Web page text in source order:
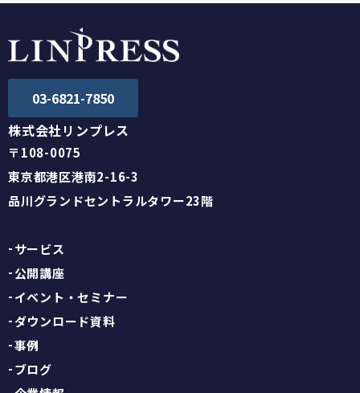
03-6821-7850
株式会社リンプレス
〒108-0075
東京都港区港南2-16-3
品川グランドセントラルタワー23階
サービス
公開講座
イベント・セミナー
ダウンロード資料
事例
ブログ